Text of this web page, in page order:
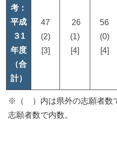
考：
平成
３1
年度
（合
計）
47
(2)
[3]
26
(1)
[4]
56
(0)
[4]
※（ ）内は県外の志願者数
志願者数で内数。